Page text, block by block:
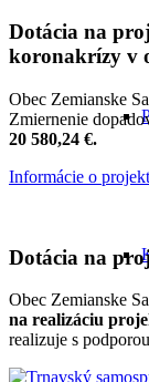
Dotácia na
koronakrízy v
Obec Zemianske
Zmiernenie
20 580,24 €.
Informácie o
Dotácia na
Obec Zemianske
na realizáciu
realizuje s